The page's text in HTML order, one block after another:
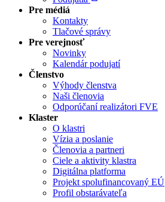
Pre médiá
Kontakty
Tlačové správy
Pre verejnosť
Novinky
Kalendár podujatí
Členstvo
Výhody členstva
Naši členovia
Odporúčaní realizátori FVE
Klaster
O klastri
Vízia a poslanie
Členovia a partneri
Ciele a aktivity klastra
Digitálna platforma
Projekt spolufinancovaný EÚ
Profil obstarávateľa